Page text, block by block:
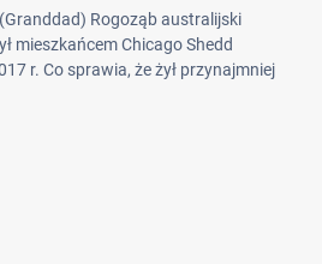
Rogoząb australijski
mieszkańcem Chicago Shedd
r. Co sprawia, że żył przynajmniej